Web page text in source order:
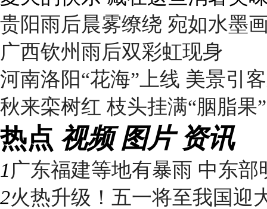
贵阳雨后晨雾缭绕 宛如水墨
广西钦州雨后双彩虹现身
河南洛阳“花海”上线 美景引
秋来栾树红 枝头挂满“胭脂果”
热点 视频 图片 资讯
1 广东福建等地有暴雨 中东部
2火热升级！五一将至我国迎